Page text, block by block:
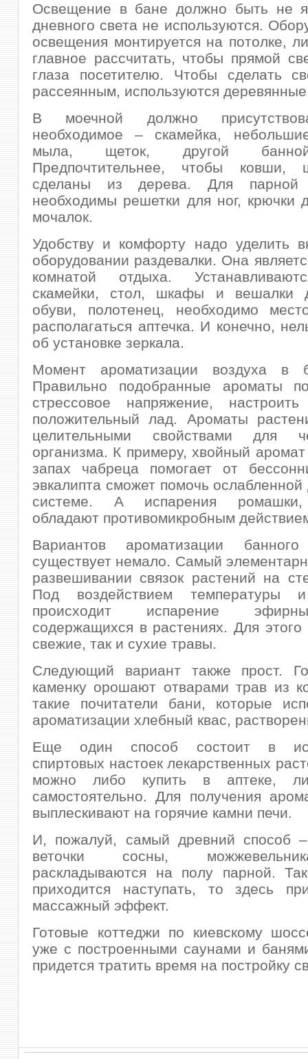
Освещение в бане должно быть не
дневного света не используются.
освещения монтируется на потолке,
главное рассчитать, чтобы прямой
глаза посетителю. Чтобы сделать
рассеянным, используются
В моечной должно
необходимое – скамейка,
мыла, щеток, другой
Предпочтительнее, чтобы ковши,
сделаны из дерева. Для
необходимы решетки для ног, крючки
мочалок.
Удобству и комфорту надо уделить
оборудовании раздевалки. Она
комнатой отдыха.
скамейки, стол, шкафы и вешалки
обуви, полотенец, необходимо
располагаться аптечка. И конечно,
об установке зеркала.
Момент ароматизации воздуха в
Правильно подобранные ароматы
стрессовое напряжение,
положительный лад. Ароматы
целительными свойствами для
организма. К примеру, хвойный аромат
запах чабреца помогает от
эвкалипта сможет помочь
системе. А испарения ромашки,
обладают противомикробным
Вариантов ароматизации
существует немало. Самый
развешивании связок растений на
Под воздействием температуры
происходит испарение
содержащихся в растениях. Для этого
свежие, так и сухие травы.
Следующий вариант также прост.
каменку орошают отварами трав из
такие почитатели бани, которые
ароматизации хлебный квас,
Еще один способ состоит в
спиртовых настоек лекарственных
можно либо купить в аптеке,
самостоятельно. Для получения
выплескивают на горячие камни печи.
И, пожалуй, самый древний способ
веточки сосны,
раскладываются на полу парной.
приходится наступать, то здесь
массажный эффект.
Готовые коттеджи по киевскому
уже с построенными саунами и
придется тратить время на постройку